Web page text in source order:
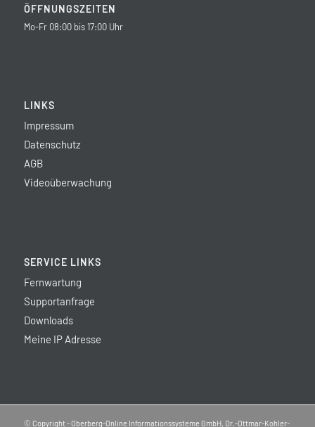
ÖFFNUNGSZEITEN
Mo-Fr 08:00 bis 17:00 Uhr
LINKS
Impressum
Datenschutz
AGB
Videoüberwachung
SERVICE LINKS
Fernwartung
Supportanfrage
Downloads
Meine IP Adresse
© Copyright - Oberberg-Online Informationssysteme GmbH, Dr.-Ottmar-Kohler-